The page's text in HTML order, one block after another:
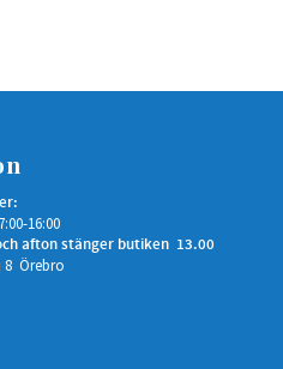
16:00
afton stänger butiken 13.00
8 Örebro